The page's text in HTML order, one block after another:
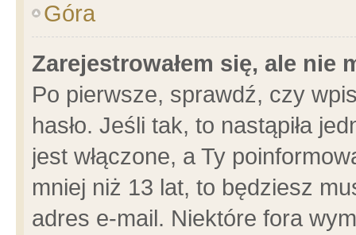
Góra
Zarejestrowałem się, ale nie
Po pierwsze, sprawdź, czy
hasło. Jeśli tak, to nastąpiła
jest włączone, a Ty
mniej niż 13 lat, to będziesz
adres e-mail. Niektóre fora